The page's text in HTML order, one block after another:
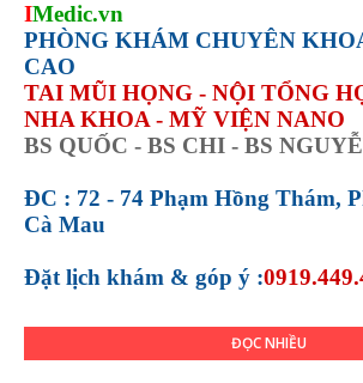
IMedic.vn
PHÒNG KHÁM CHUYÊN
CAO
TAI MŨI HỌNG - NỘI TỔNG
NHA KHOA - MỸ VIỆN NANO
BS QUỐC - BS CHI - BS
ĐC : 72 - 74 Phạm Hồng Thám,
Cà Mau
Đặt lịch khám & góp ý :
ĐỌC NHIỀU